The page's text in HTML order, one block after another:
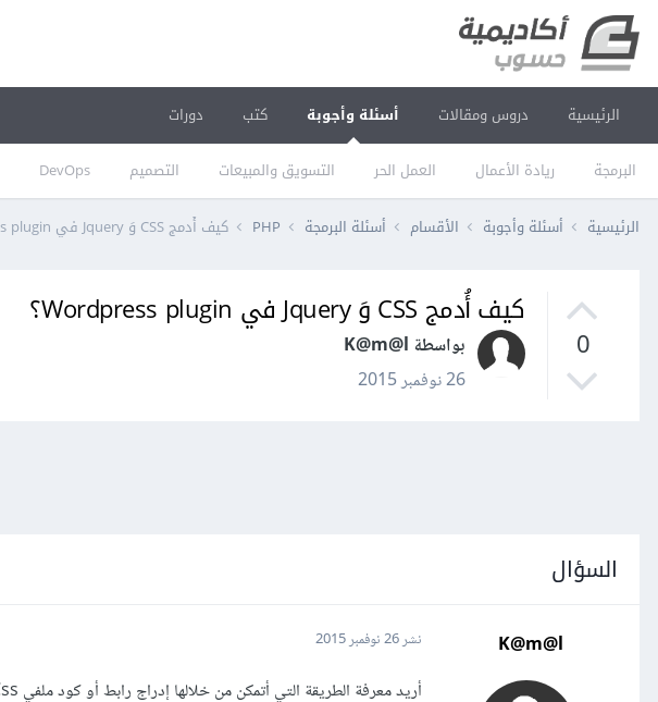
الرئيسية دروس ومقالات أسئلة وأجوبة
البرمجة ريادة الأعمال العمل الحر التسويق والمبيعات التصميم DevOps
كتب دورات
الرئيسية أسئلة وأجوبة الأقسام أسئلة البرمجة PHP كيف أُدمج CSS وَ Jquery في Wordpress plugin؟
0
كيف أُدمج CSS وَ Jquery في Wordpress plugin؟
بواسطة K@m@l
26 نوفمبر 2015
السؤال
K@m@l نشر26 نوفمبر 2015
أريد معرفة الطريقة التي أتمكن من خلالها إدراج رابط أو كود ملفي Css وَ Jquery في Plugin على Wordpress؟